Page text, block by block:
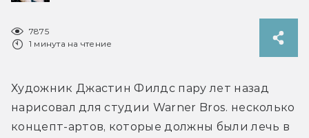
7875
1 минута на чтение
Художник Джастин Филдс пару лет назад
нарисовал для студии Warner Bros. несколько
концепт-артов, которые должны были лечь в